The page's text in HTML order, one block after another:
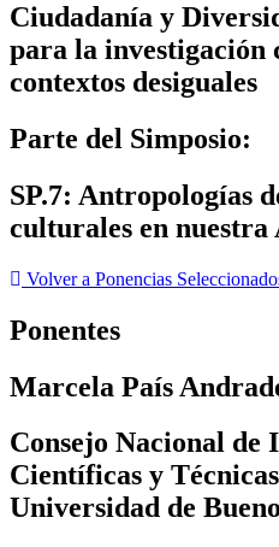
Ciudadanía y
para la investigación
contextos desiguales
Parte del Simposio:
SP.7: Antropologías
culturales en
Volver a Ponencias
Ponentes
Marcela País
Consejo Nacional de
Científicas y
Universidad de